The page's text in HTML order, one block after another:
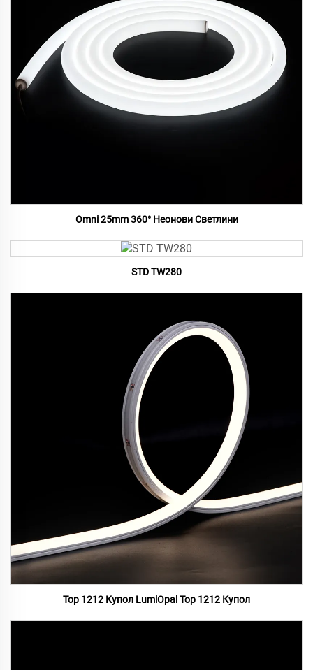
Omni 25mm 360° Неонови Светлини
STD TW280
Top 1212 Купол LumiOpal Top 1212 Купол